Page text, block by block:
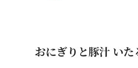
おにぎりと豚汁 い